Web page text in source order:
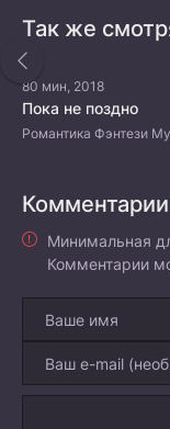
Так же
80 мин, 2018
Пока не поздно
Минимальная
Комментарии